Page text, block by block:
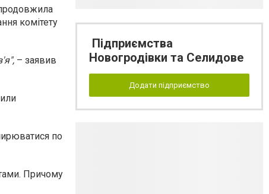
комітету
– заявив
по
Причому
Підприємства
Новогродівки та Селидове
Додати підприємство